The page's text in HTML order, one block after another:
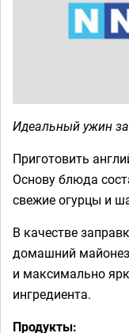
Идеальный ужин
Приготовить
Основу блюда
свежие огурцы и
В качестве
домашний
и максимально
ингредиента.
Продукты: